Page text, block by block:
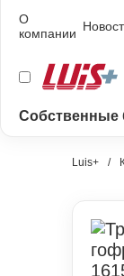
О
компании
Собственные
Luis+